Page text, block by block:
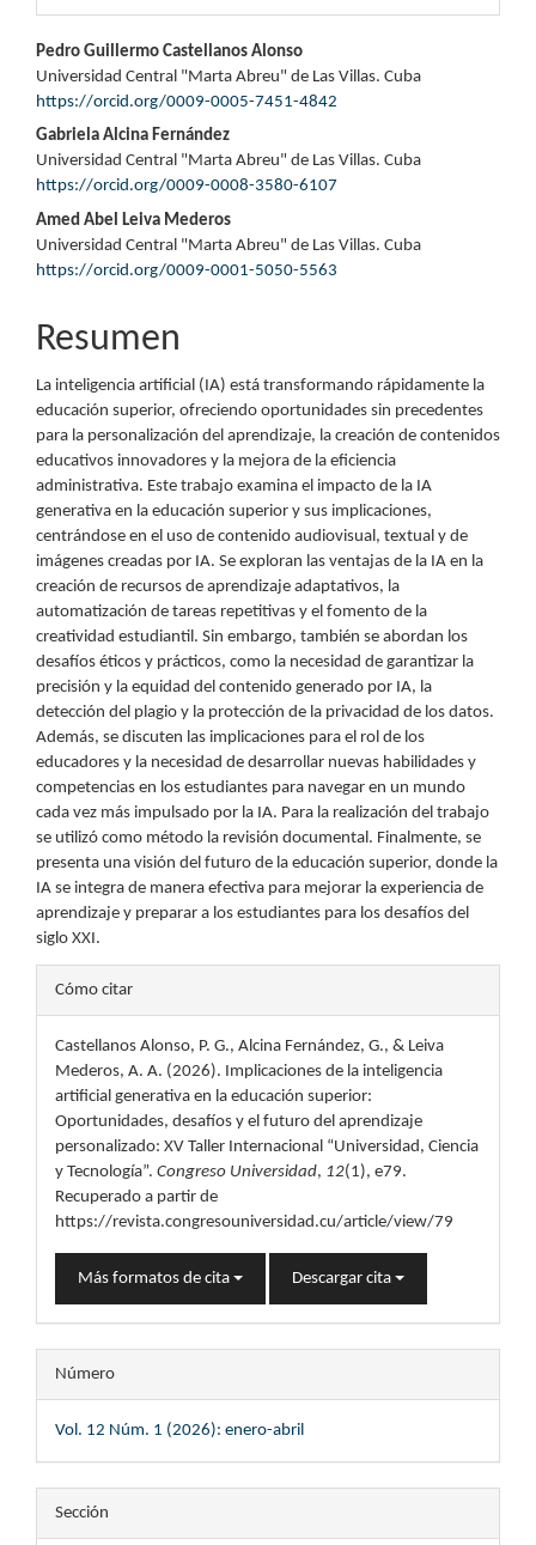
Contenido
principal
del
artículo
Pedro Guillermo Castellanos Alonso
Universidad Central "Marta Abreu" de Las Villas. Cuba
https://orcid.org/0009-0005-7451-4842
Gabriela Alcina Fernández
Universidad Central "Marta Abreu" de Las Villas. Cuba
https://orcid.org/0009-0008-3580-6107
Amed Abel Leiva Mederos
Universidad Central "Marta Abreu" de Las Villas. Cuba
https://orcid.org/0009-0001-5050-5563
Resumen
La inteligencia artificial (IA) está transformando rápidamente la
educación superior, ofreciendo oportunidades sin precedentes
para la personalización del aprendizaje, la creación de contenidos
educativos innovadores y la mejora de la eficiencia
administrativa. Este trabajo examina el impacto de la IA
generativa en la educación superior y sus implicaciones,
centrándose en el uso de contenido audiovisual, textual y de
imágenes creadas por IA. Se exploran las ventajas de la IA en la
creación de recursos de aprendizaje adaptativos, la
automatización de tareas repetitivas y el fomento de la
creatividad estudiantil. Sin embargo, también se abordan los
desafíos éticos y prácticos, como la necesidad de garantizar la
precisión y la equidad del contenido generado por IA, la
detección del plagio y la protección de la privacidad de los datos.
Además, se discuten las implicaciones para el rol de los
educadores y la necesidad de desarrollar nuevas habilidades y
competencias en los estudiantes para navegar en un mundo
cada vez más impulsado por la IA. Para la realización del trabajo
se utilizó como método la revisión documental. Finalmente, se
presenta una visión del futuro de la educación superior, donde la
IA se integra de manera efectiva para mejorar la experiencia de
aprendizaje y preparar a los estudiantes para los desafíos del
siglo XXI.
Detalles
del
artículo
Cómo citar
Castellanos Alonso, P. G., Alcina Fernández, G., & Leiva
Mederos, A. A. (2026). Implicaciones de la inteligencia
artificial generativa en la educación superior:
Oportunidades, desafíos y el futuro del aprendizaje
personalizado: XV Taller Internacional “Universidad, Ciencia
y Tecnología”. Congreso Universidad, 12(1), e79.
Recuperado a partir de
https://revista.congresouniversidad.cu/article/view/79
Más formatos de cita Descargar cita
Número
Vol. 12 Núm. 1 (2026): enero-abril
Sección